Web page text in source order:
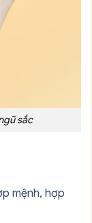
sắc
mệnh, hợp